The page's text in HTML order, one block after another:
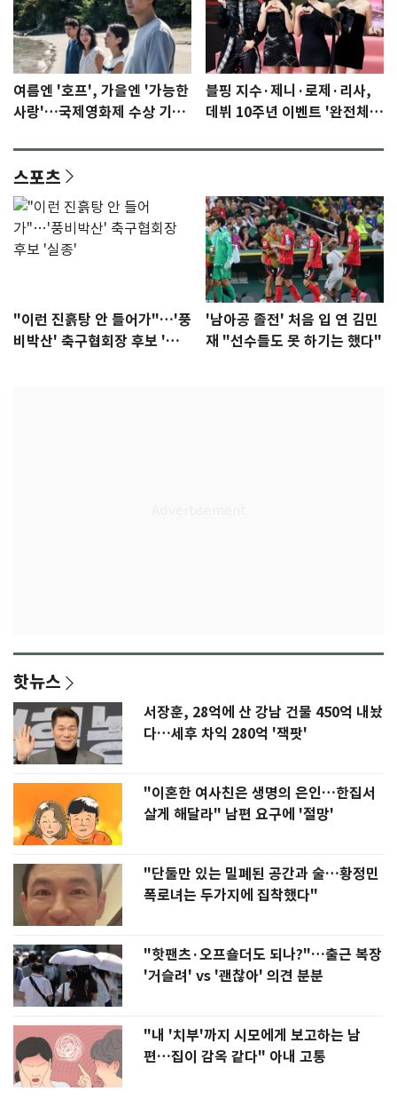
여름엔 '호프', 가을엔 '가능한
사랑'…국제영화제 수상 기대
블핑 지수·제니·로제·리사,
데뷔 10주년 이벤트 '완전체'
스포츠
"이런 진흙탕 안 들어가"…'풍
비박산' 축구협회장 후보 '실
'남아공 졸전' 처음 입 연 김민
재 "선수들도 못 하기는 했다"
핫뉴스
서장훈, 28억에 산 강남 건물 450억 내놨
다…세후 차익 280억 '잭팟'
"이혼한 여사친은 생명의 은인…한집서
살게 해달라" 남편 요구에 '절망'
"단둘만 있는 밀폐된 공간과 술…황정민
폭로녀는 두가지에 집착했다"
"핫팬츠·오프숄더도 되나?"…출근 복장
'거슬려' vs '괜찮아' 의견 분분
"내 '치부'까지 시모에게 보고하는 남
편…집이 감옥 같다" 아내 고통